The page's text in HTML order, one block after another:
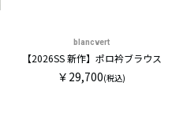
blancvert
【2026SS 新作】ポロ衿ブラウス
￥29,700(税込)